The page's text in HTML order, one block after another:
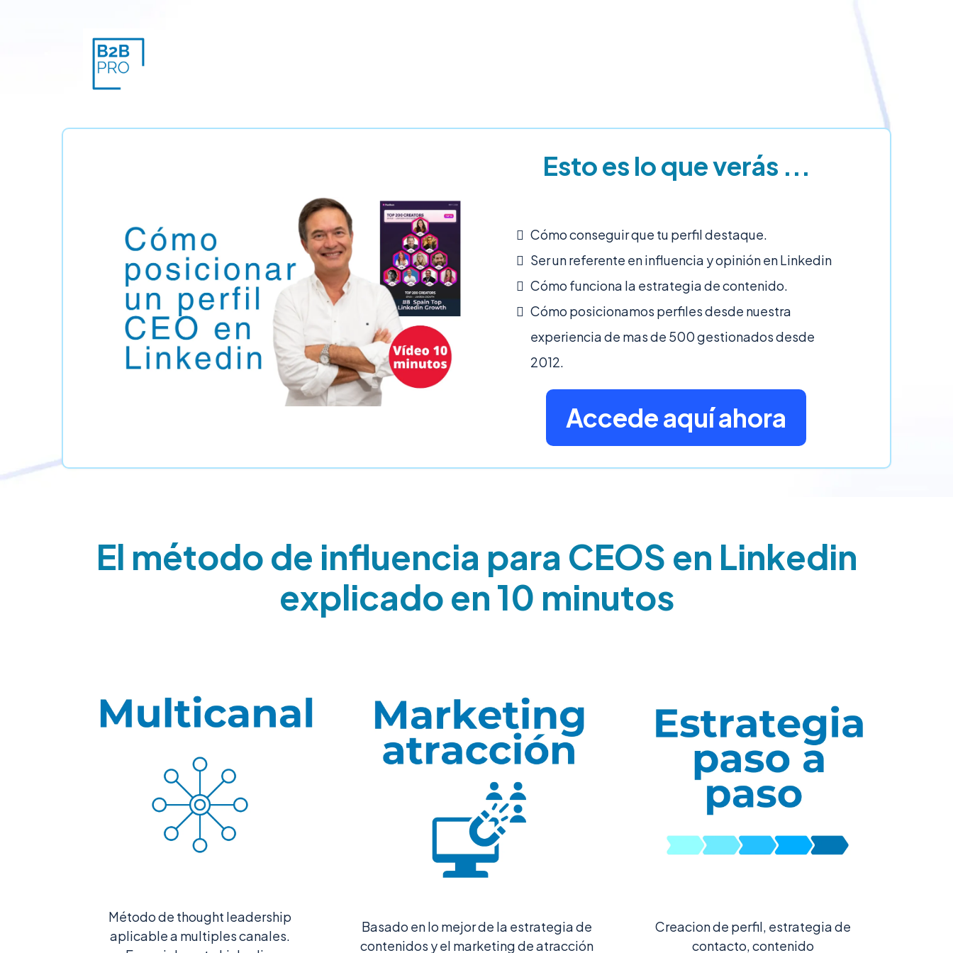
Esto es lo que verás ...
Cómo conseguir que tu perfil destaque.
Ser un referente en influencia y opinión en Linkedin
Cómo funciona la estrategia de contenido.
Cómo posicionamos perfiles desde nuestra
experiencia de mas de 500 gestionados desde
2012.
Accede aquí ahora
El método de influencia para CEOS en Linkedin
explicado en 10 minutos
Método de thought leadership
aplicable a multiples canales.
Basado en lo mejor de la estrategia de
contenidos y el marketing de atracción
Creacion de perfil, estrategia de
contacto, contenido